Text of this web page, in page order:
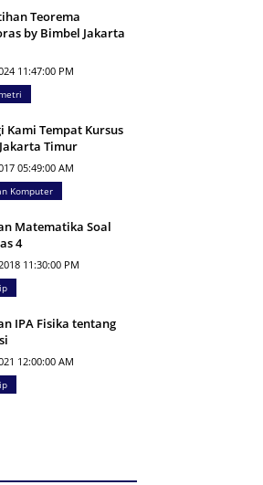
Teorema
by Bimbel Jakarta
11:47:00 PM
Kami Tempat Kursus
Timur
05:49:00 AM
Komputer
Matematika Soal
4
11:30:00 PM
IPA Fisika tentang
12:00:00 AM